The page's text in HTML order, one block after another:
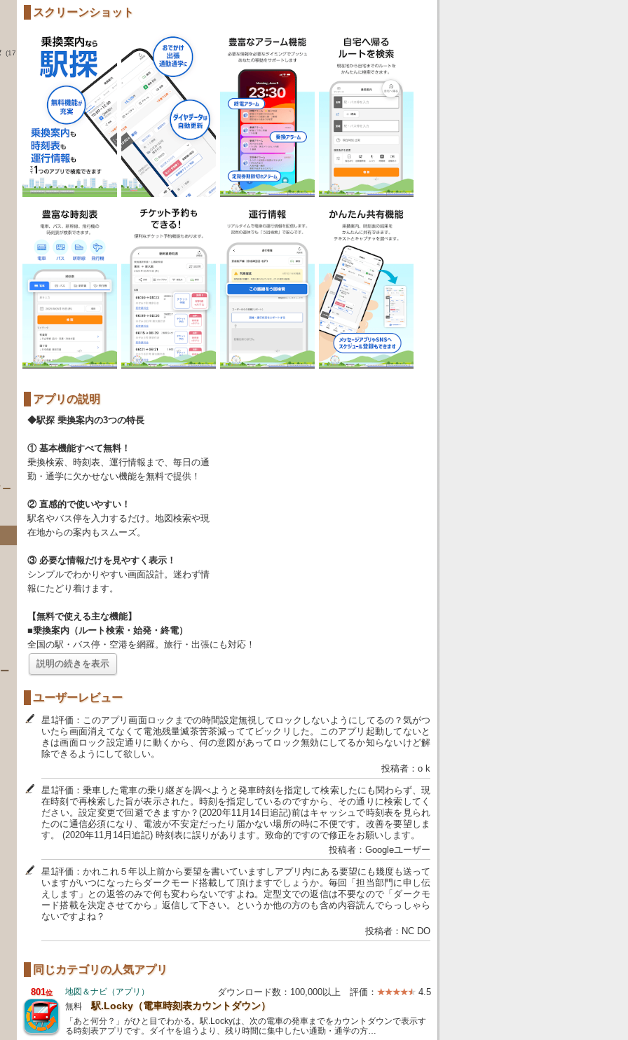
(17
スクリーンショット
アプリの説明
◆駅探 乗換案内の3つの特長
① 基本機能すべて無料！
乗換検索、時刻表、運行情報まで、毎日の通
勤・通学に欠かせない機能を無料で提供！
② 直感的で使いやすい！
駅名やバス停を入力するだけ。地図検索や現
在地からの案内もスムーズ。
③ 必要な情報だけを見やすく表示！
シンプルでわかりやすい画面設計。迷わず情
報にたどり着けます。
【無料で使える主な機能】
■乗換案内（ルート検索・始発・終電）
全国の駅・バス停・空港を網羅。旅行・出張にも対応！
説明の続きを表示
ユーザーレビュー
星1評価：このアプリ画面ロックまでの時間設定無視してロックしないようにしてるの？気がつ
いたら画面消えてなくて電池残量滅茶苦茶減っててビックリした。このアプリ起動してないと
きは画面ロック設定通りに動くから、何の意図があってロック無効にしてるか知らないけど解
除できるようにして欲しい。
投稿者：o k
星1評価：乗車した電車の乗り継ぎを調べようと発車時刻を指定して検索したにも関わらず、現
在時刻で再検索した旨が表示された。時刻を指定しているのですから、その通りに検索してく
ださい。設定変更で回避できますか？(2020年11月14日追記)前はキャッシュで時刻表を見られ
たのに通信必須になり、電波が不安定だったり届かない場所の時に不便です。改善を要望しま
す。 (2020年11月14日追記) 時刻表に誤りがあります。致命的ですので修正をお願いします。
投稿者：Googleユーザー
星1評価：かれこれ５年以上前から要望を書いていますしアプリ内にある要望にも幾度も送って
いますがいつになったらダークモード搭載して頂けますでしょうか。毎回「担当部門に申し伝
えします」との返答のみで何も変わらないですよね。定型文での返信は不要なので「ダークモ
ード搭載を決定させてから」返信して下さい。というか他の方のも含め内容読んでらっしゃら
ないですよね？
投稿者：NC DO
同じカテゴリの人気アプリ
801位 地図＆ナビ（アプリ） ダウンロード数：100,000以上 評価： 4.5
無料 駅.Locky（電車時刻表カウントダウン）
「あと何分？」がひと目でわかる。駅.Lockyは、次の電車の発車までをカウントダウンで表示す
る時刻表アプリです。ダイヤを追うより、残り時間に集中したい通勤・通学の方…